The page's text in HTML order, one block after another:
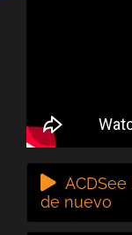
de nuevo